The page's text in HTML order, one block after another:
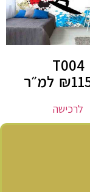
T004
₪ למ״ר
לרכישה